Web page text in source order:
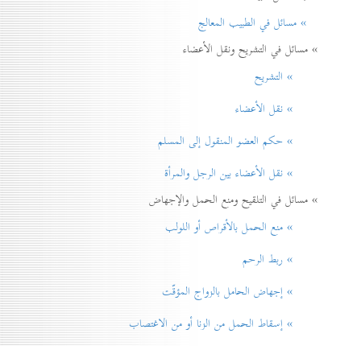
» مسائل في الطبيب المعالج
» مسائل في التشريح ونقل الأعضاء
» التشريح
» نقل الأعضاء
» حكم العضو المنقول إلی المسلم
» نقل الأعضاء بين الرجل والمرأة
» مسائل في التلقيح ومنع الحمل والإجهاض
» منع الحمل بالأقراص أو اللولب
» ربط الرحم
» إجهاض الحامل بالزواج المؤقّت
» إسقاط الحمل من الزنا أو من الاغتصاب